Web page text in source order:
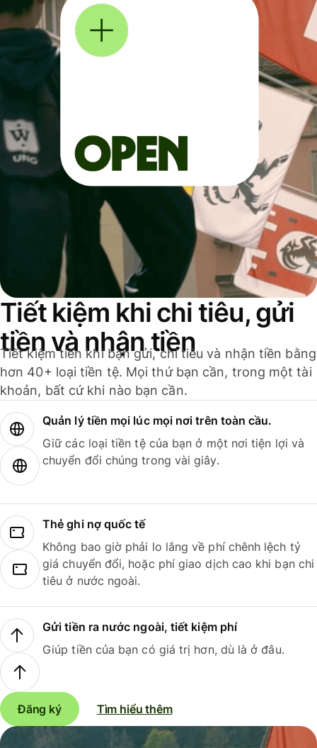
Tiết kiệm khi chi tiêu, gửi
tiền và nhận tiền
Tiết kiệm tiền khi bạn gửi, chi tiêu và nhận tiền bằng
hơn 40+ loại tiền tệ. Mọi thứ bạn cần, trong một tài
khoản, bất cứ khi nào bạn cần.
Quản lý tiền mọi lúc mọi nơi trên toàn cầu.
Giữ các loại tiền tệ của bạn ở một nơi tiện lợi và
chuyển đổi chúng trong vài giây.
Thẻ ghi nợ quốc tế
Không bao giờ phải lo lắng về phí chênh lệch tỷ
giá chuyển đổi, hoặc phí giao dịch cao khi bạn chi
tiêu ở nước ngoài.
Gửi tiền ra nước ngoài, tiết kiệm phí
Giúp tiền của bạn có giá trị hơn, dù là ở đâu.
Đăng ký Tìm hiểu thêm